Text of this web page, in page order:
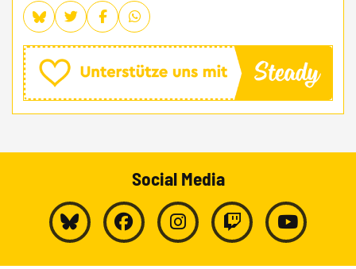
Social Media